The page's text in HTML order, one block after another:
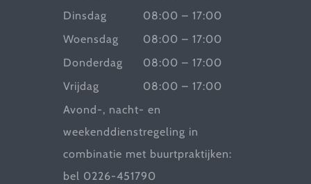
Dinsdag
08:00 – 17:00
Woensdag
08:00 – 17:00
Donderdag
08:00 – 17:00
Vrijdag
08:00 – 17:00
Avond-, nacht- en
weekenddienstregeling in
combinatie met buurtpraktijken:
bel 0226-451790